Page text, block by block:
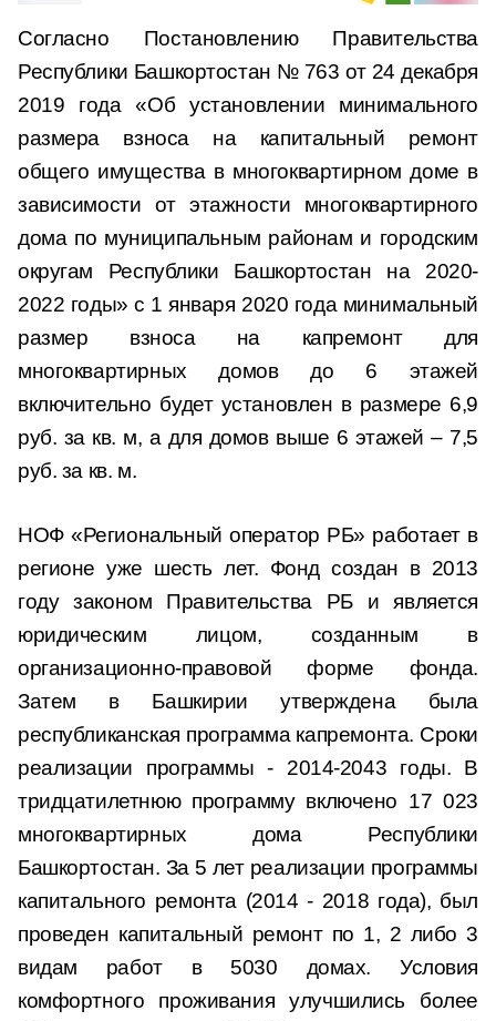
Согласно Постановлению Правительства
Республики Башкортостан № 763 от 24 декабря
2019 года «Об установлении минимального
размера взноса на капитальный ремонт
общего имущества в многоквартирном доме в
зависимости от этажности многоквартирного
дома по муниципальным районам и городским
округам Республики Башкортостан на 2020-
2022 годы» с 1 января 2020 года минимальный
размер взноса на капремонт для
многоквартирных домов до 6 этажей
включительно будет установлен в размере 6,9
руб. за кв. м, а для домов выше 6 этажей – 7,5
руб. за кв. м.
НОФ «Региональный оператор РБ» работает в
регионе уже шесть лет. Фонд создан в 2013
году законом Правительства РБ и является
юридическим лицом, созданным в
организационно-правовой форме фонда.
Затем в Башкирии утверждена была
республиканская программа капремонта. Сроки
реализации программы - 2014-2043 годы. В
тридцатилетнюю программу включено 17 023
многоквартирных дома Республики
Башкортостан. За 5 лет реализации программы
капитального ремонта (2014 - 2018 года), был
проведен капитальный ремонт по 1, 2 либо 3
видам работ в 5030 домах. Условия
комфортного проживания улучшились более